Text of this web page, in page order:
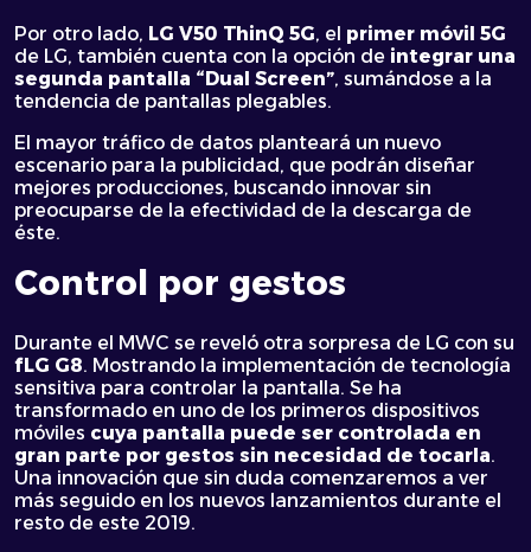
Por otro lado, LG V50 ThinQ 5G, el primer móvil 5G
de LG, también cuenta con la opción de integrar una
segunda pantalla “Dual Screen”, sumándose a la
tendencia de pantallas plegables.
El mayor tráfico de datos planteará un nuevo
escenario para la publicidad, que podrán diseñar
mejores producciones, buscando innovar sin
preocuparse de la efectividad de la descarga de
éste.
Control por gestos
Durante el MWC se reveló otra sorpresa de LG con su
fLG G8. Mostrando la implementación de tecnología
sensitiva para controlar la pantalla. Se ha
transformado en uno de los primeros dispositivos
móviles cuya pantalla puede ser controlada en
gran parte por gestos sin necesidad de tocarla.
Una innovación que sin duda comenzaremos a ver
más seguido en los nuevos lanzamientos durante el
resto de este 2019.